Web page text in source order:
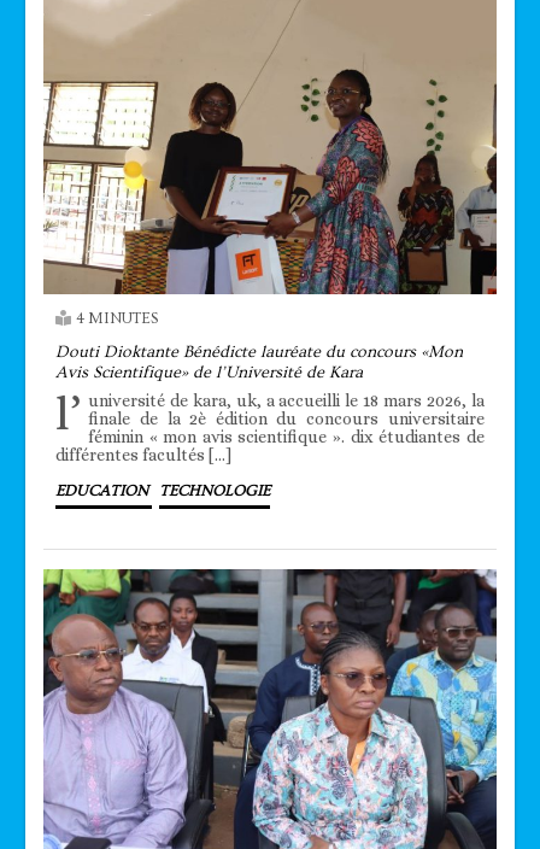
4 MINUTES
Douti Dioktante Bénédicte lauréate du concours «Mon
Avis Scientifique» de l’Université de Kara
l’ université de kara, uk, a accueilli le 18 mars 2026, la
finale de la 2è édition du concours universitaire
féminin « mon avis scientifique ». dix étudiantes de
différentes facultés […]
EDUCATION TECHNOLOGIE